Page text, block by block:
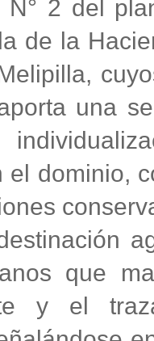
N° 2 del
de la
una
el dominio,
que
y el